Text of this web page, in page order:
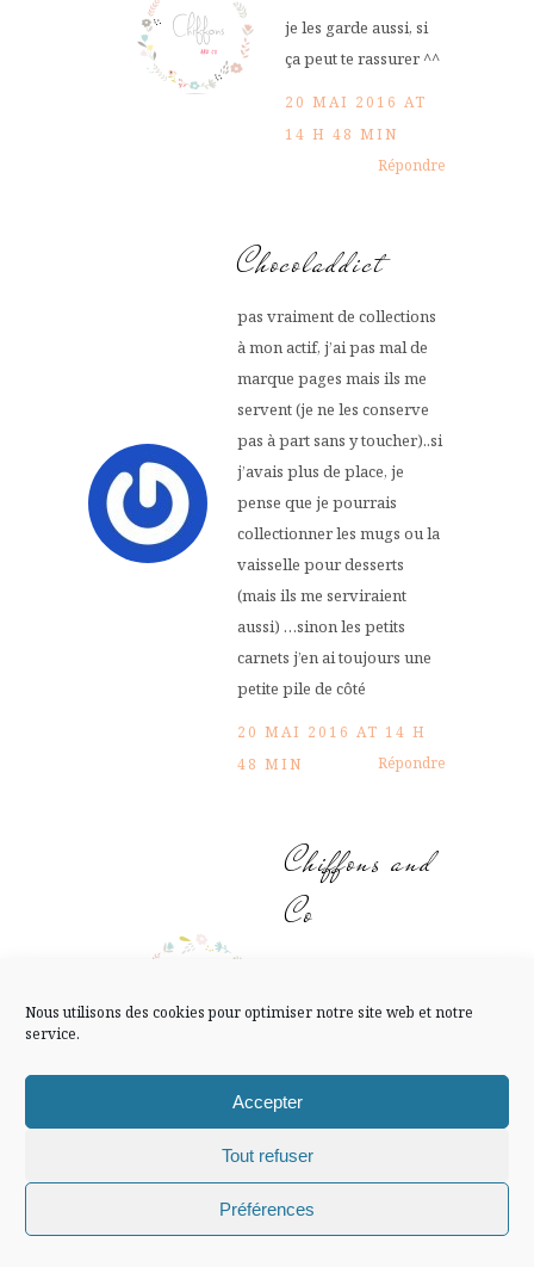
Nous utilisons des cookies pour optimiser notre site web et notre
service.
Accepter
Tout refuser
Préférences
je les garde aussi, si
ça peut te rassurer ^^
20 MAI 2016 AT
14 H 48 MIN
Répondre
Chocoladdict
pas vraiment de collections
à mon actif, j’ai pas mal de
marque pages mais ils me
servent (je ne les conserve
pas à part sans y toucher)..si
j’avais plus de place, je
pense que je pourrais
collectionner les mugs ou la
vaisselle pour desserts
(mais ils me serviraient
aussi) …sinon les petits
carnets j’en ai toujours une
petite pile de côté
20 MAI 2016 AT 14 H
48 MIN
Répondre
Chiffons and
Co
20 MAI 2016 AT
14 H 49 MIN
Répondre
Chiffons and Co
FLUX INSTA
Mentions légales